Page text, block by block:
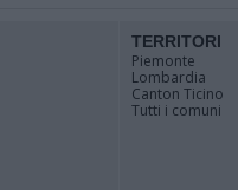
TERRITORI
Piemonte
Lombardia
Canton Ticino
Tutti i comuni